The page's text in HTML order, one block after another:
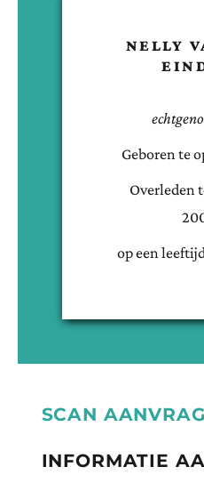
NELLY
Geboren te
Overleden
op een
SCAN
INFORMATIE